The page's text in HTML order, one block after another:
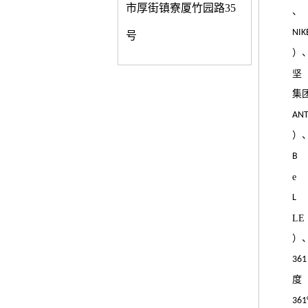
市厚街镇寮厦竹园路35
号
、
）
坚
集
）
B
e
L
LE
）、
361
度